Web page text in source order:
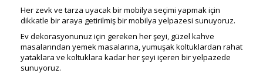
Her zevk ve tarza uyacak bir mobilya seçimi yapmak için
dikkatle bir araya getirilmiş bir mobilya yelpazesi sunuyoruz.
Ev dekorasyonunuz için gereken her şeyi, güzel kahve
masalarından yemek masalarına, yumuşak koltuklardan rahat
yataklara ve koltuklara kadar her şeyi içeren bir yelpazede
sunuyoruz.